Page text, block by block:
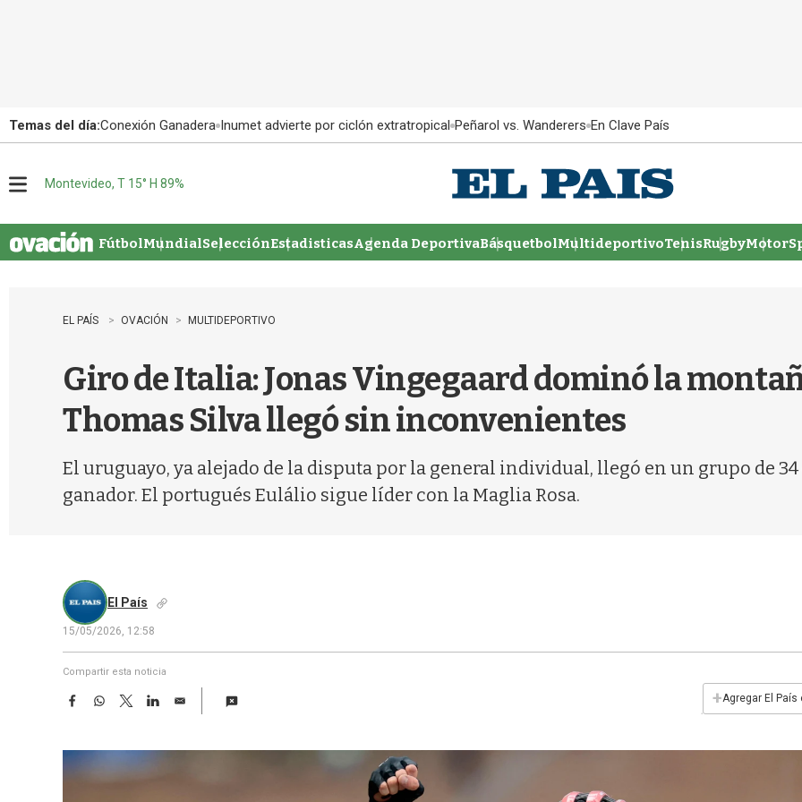
Temas del día:Conexión Ganadera Inumet advierte por ciclón extratropical Peñarol vs. Wanderers En Clave País
u
Montevideo, T 15° H 89%
FútbolMundialSelecciónEstadisticasAgenda DeportivaBásquetbolMultideportivoTenisRugby
EL PAÍS OVACIÓN MULTIDEPORTIVO
Giro de Italia: Jonas Vingegaard dominó la
Thomas Silva llegó sin inconvenientes
El uruguayo, ya alejado de la disputa por la general individual, llegó en un grupo de
ganador. El portugués Eulálio sigue líder con la Maglia Rosa.
El País
15/05/2026, 12:58
Compartir esta noticia
F
e
b
W
t
s
A
T
w
t
t
L
k
E
i
+Agregar El País